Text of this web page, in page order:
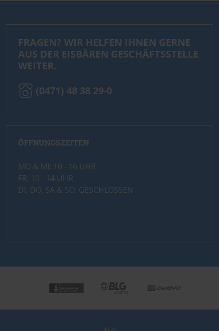
FRAGEN? WIR HELFEN IHNEN GERNE
AUS DER EISBÄREN GESCHÄFTSSTELLE
WEITER.
(0471) 48 38 29-0
ÖFFNUNGSZEITEN
MO & MI: 10 - 16 UHR
FR: 10 - 14 UHR
DI, DO, SA & SO: GESCHLOSSEN